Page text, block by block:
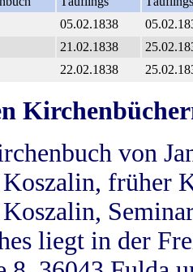
05.02.1838
21.02.1838
22.02.1838
von
früher
liegt in der